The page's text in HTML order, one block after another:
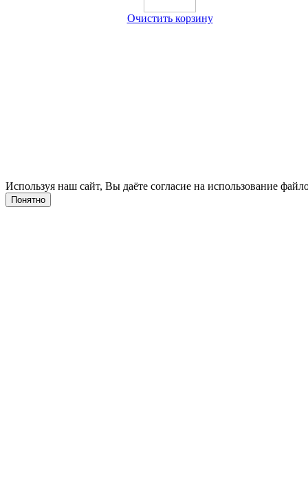
Очистить корзину
Используя наш сайт, Вы даёте согласие на использование
Понятно